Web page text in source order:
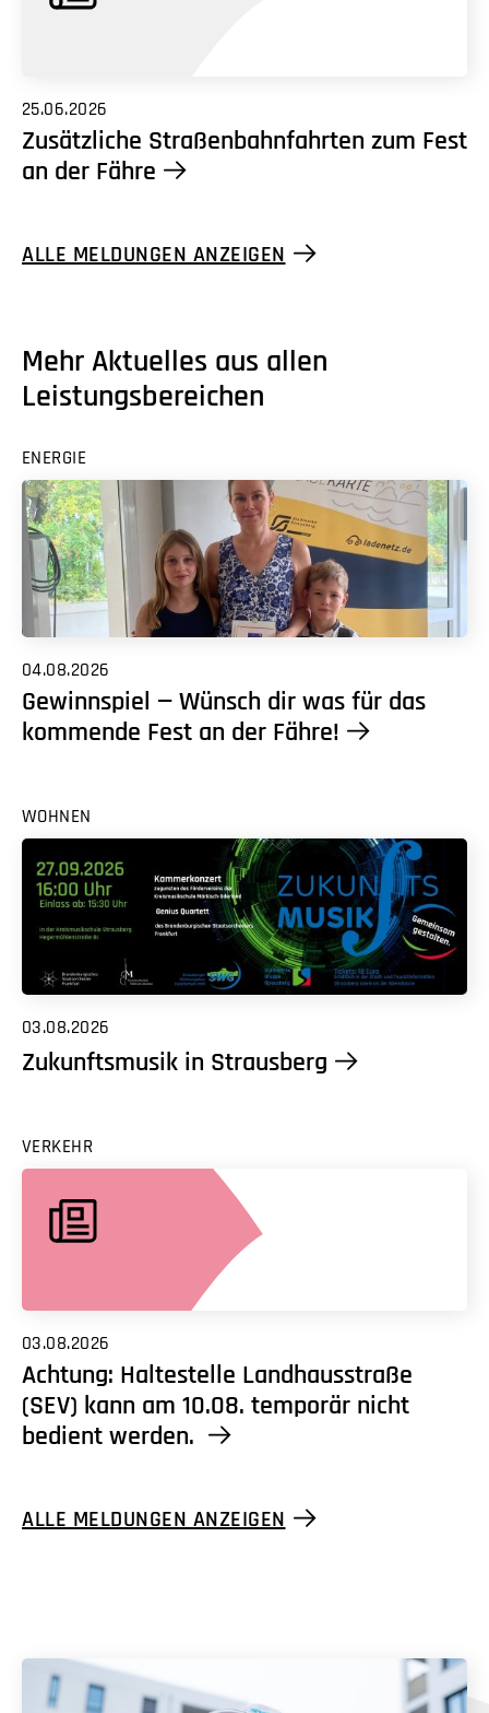
25.06.2026
Zusätzliche Straßenbahnfahrten zum Fest
an der Fähre
ALLE MELDUNGEN ANZEIGEN
Mehr Aktuelles aus allen
Leistungsbereichen
ENERGIE
04.08.2026
Gewinnspiel — Wünsch dir was für das
kommende Fest an der Fähre!
WOHNEN
03.08.2026
Zukunftsmusik in Strausberg
VERKEHR
03.08.2026
Achtung: Haltestelle Landhausstraße
(SEV) kann am 10.08. temporär nicht
bedient werden.
ALLE MELDUNGEN ANZEIGEN